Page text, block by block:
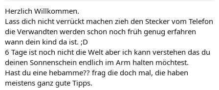
Herzlich Willkommen.
Lass dich nicht verrückt machen zieh den Stecker vom Telefon
die Verwandten werden schon noch früh genug erfahren
wann dein kind da ist. ;D
6 Tage ist noch nicht die Welt aber ich kann verstehen das du
deinen Sonnenschein endlich im Arm halten möchtest.
Hast du eine hebamme?? frag die doch mal, die haben
meistens ganz gute Tipps.